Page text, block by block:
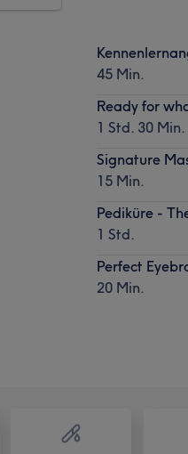
45 Min.
Ready for
1 Std. 30 Min.
Signature
15 Min.
Pediküre -
1 Std.
Perfect
20 Min.